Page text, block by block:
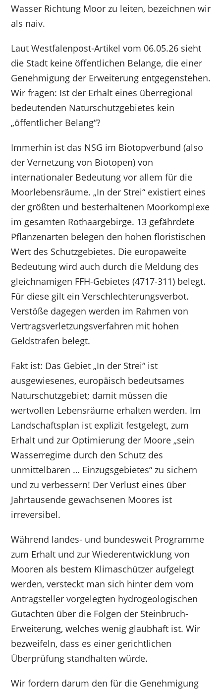
Wasser Richtung Moor zu leiten, bezeichnen wir
als naiv.
Laut Westfalenpost-Artikel vom 06.05.26 sieht
die Stadt keine öffentlichen Belange, die einer
Genehmigung der Erweiterung entgegenstehen.
Wir fragen: Ist der Erhalt eines überregional
bedeutenden Naturschutzgebietes kein
„öffentlicher Belang“?
Immerhin ist das NSG im Biotopverbund (also
der Vernetzung von Biotopen) von
internationaler Bedeutung vor allem für die
Moorlebensräume. „In der Strei“ existiert eines
der größten und besterhaltenen Moorkomplexe
im gesamten Rothaargebirge. 13 gefährdete
Pflanzenarten belegen den hohen floristischen
Wert des Schutzgebietes. Die europaweite
Bedeutung wird auch durch die Meldung des
gleichnamigen FFH-Gebietes (4717-311) belegt.
Für diese gilt ein Verschlechterungsverbot.
Verstöße dagegen werden im Rahmen von
Vertragsverletzungsverfahren mit hohen
Geldstrafen belegt.
Fakt ist: Das Gebiet „In der Strei“ ist
ausgewiesenes, europäisch bedeutsames
Naturschutzgebiet; damit müssen die
wertvollen Lebensräume erhalten werden. Im
Landschaftsplan ist explizit festgelegt, zum
Erhalt und zur Optimierung der Moore „sein
Wasserregime durch den Schutz des
unmittelbaren … Einzugsgebietes“ zu sichern
und zu verbessern! Der Verlust eines über
Jahrtausende gewachsenen Moores ist
irreversibel.
Während landes- und bundesweit Programme
zum Erhalt und zur Wiederentwicklung von
Mooren als bestem Klimaschützer aufgelegt
werden, versteckt man sich hinter dem vom
Antragsteller vorgelegten hydrogeologischen
Gutachten über die Folgen der Steinbruch-
Erweiterung, welches wenig glaubhaft ist. Wir
bezweifeln, dass es einer gerichtlichen
Überprüfung standhalten würde.
Wir fordern darum den für die Genehmigung